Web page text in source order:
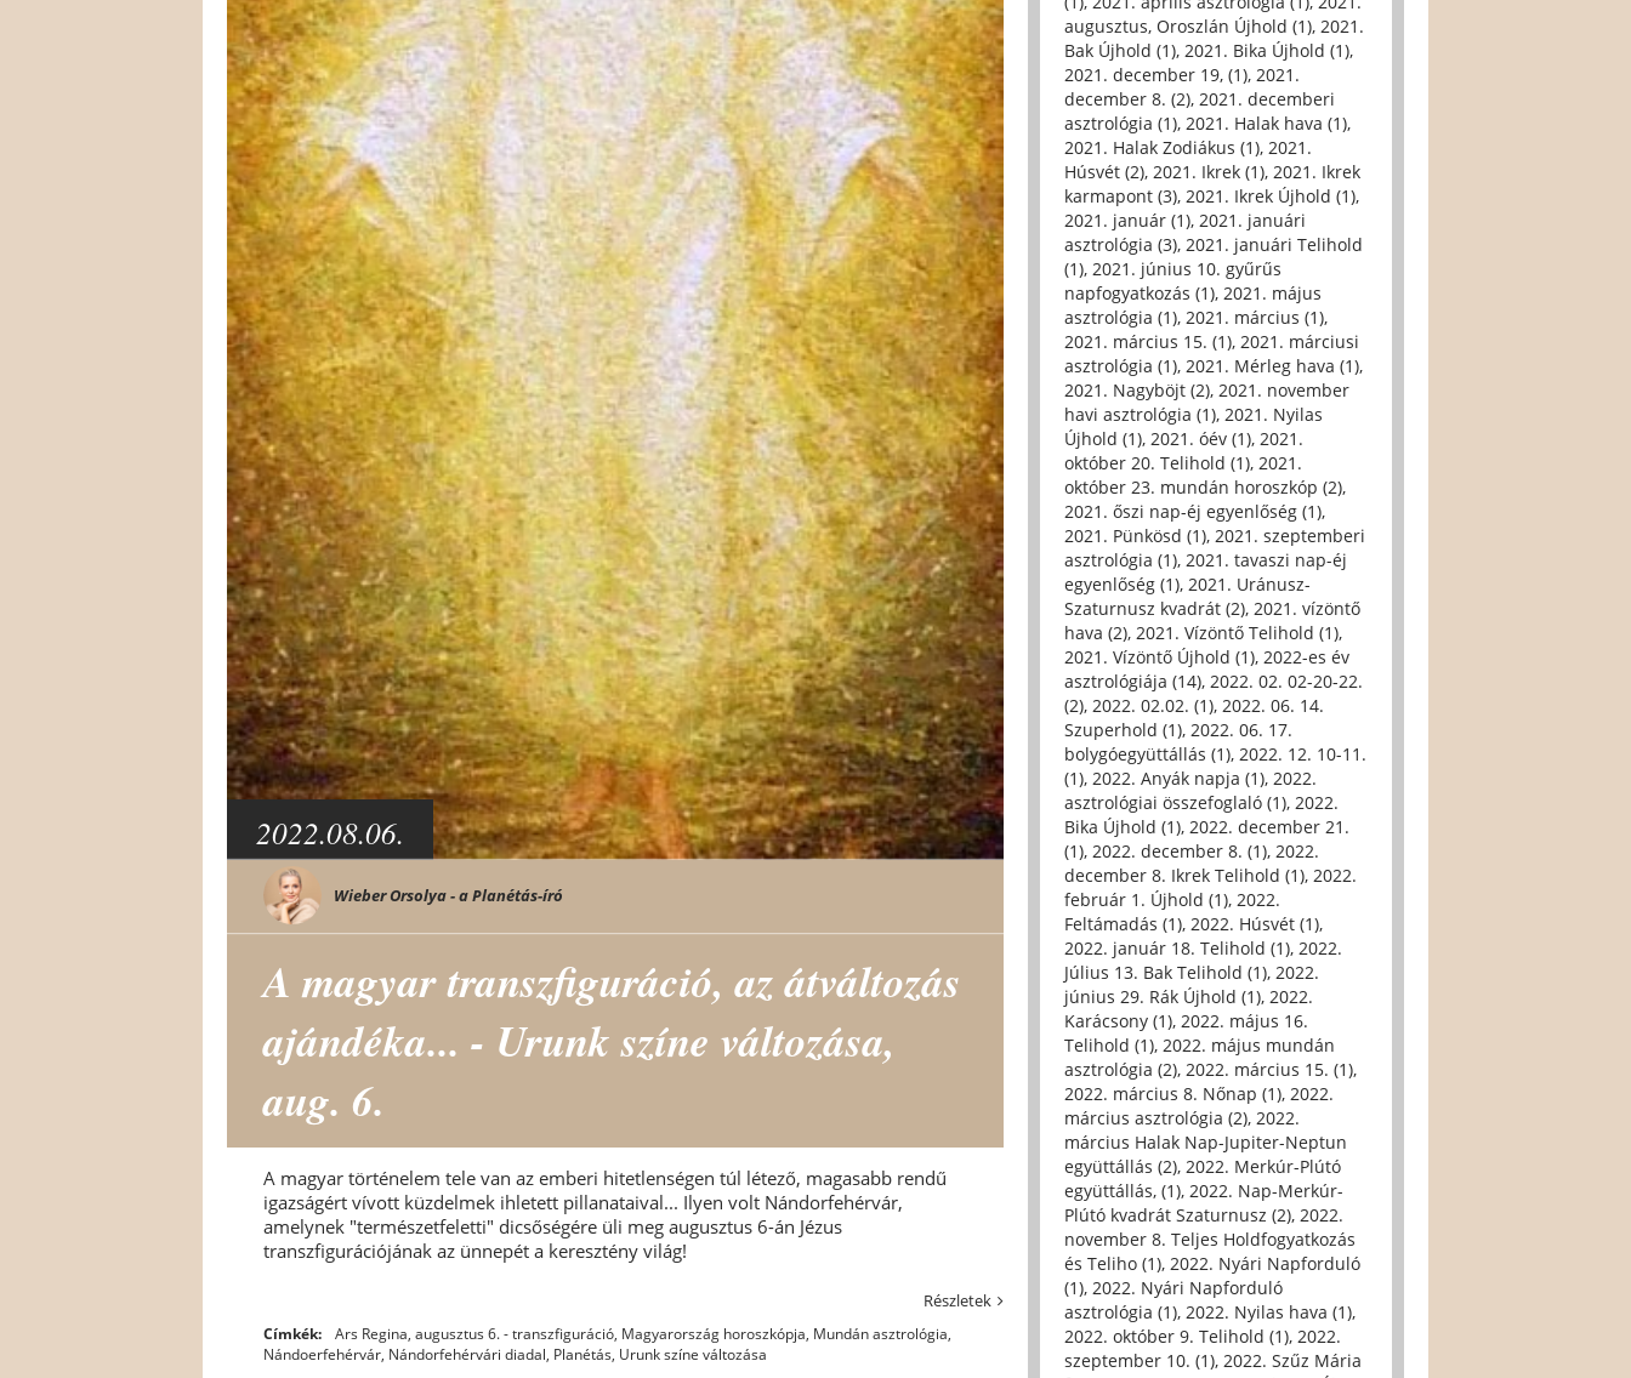
2022.08.06.
Wieber Orsolya - a Planétás-író
A magyar transzfiguráció, az átváltozás
ajándéka... - Urunk színe változása,
aug. 6.
A magyar történelem tele van az emberi hitetlenségen túl létező, magasabb rendű
igazságért vívott küzdelmek ihletett pillanataival... Ilyen volt Nándorfehérvár,
amelynek "természetfeletti" dicsőségére üli meg augusztus 6-án Jézus
transzfigurációjának az ünnepét a keresztény világ!
Részletek
Címkék: Ars Regina, augusztus 6. - transzfiguráció, Magyarország horoszkópja, Mundán asztrológia,
Nándoerfehérvár, Nándorfehérvári diadal, Planétás, Urunk színe változása
augusztus, Oroszlán Újhold (1), 2021.
Bak Újhold (1), 2021. Bika Újhold (1),
2021. december 19, (1), 2021.
december 8. (2), 2021. decemberi
asztrológia (1), 2021. Halak hava (1),
2021. Halak Zodiákus (1), 2021.
Húsvét (2), 2021. Ikrek (1), 2021. Ikrek
karmapont (3), 2021. Ikrek Újhold (1),
2021. január (1), 2021. januári
asztrológia (3), 2021. januári Telihold
(1), 2021. június 10. gyűrűs
napfogyatkozás (1), 2021. május
asztrológia (1), 2021. március (1),
2021. március 15. (1), 2021. márciusi
asztrológia (1), 2021. Mérleg hava (1),
2021. Nagyböjt (2), 2021. november
havi asztrológia (1), 2021. Nyilas
Újhold (1), 2021. óév (1), 2021.
október 20. Telihold (1), 2021.
október 23. mundán horoszkóp (2),
2021. őszi nap-éj egyenlőség (1),
2021. Pünkösd (1), 2021. szeptemberi
asztrológia (1), 2021. tavaszi nap-éj
egyenlőség (1), 2021. Uránusz-
Szaturnusz kvadrát (2), 2021. vízöntő
hava (2), 2021. Vízöntő Telihold (1),
2021. Vízöntő Újhold (1), 2022-es év
asztrológiája (14), 2022. 02. 02-20-22.
(2), 2022. 02.02. (1), 2022. 06. 14.
Szuperhold (1), 2022. 06. 17.
bolygóegyüttállás (1), 2022. 12. 10-11.
(1), 2022. Anyák napja (1), 2022.
asztrológiai összefoglaló (1), 2022.
Bika Újhold (1), 2022. december 21.
(1), 2022. december 8. (1), 2022.
december 8. Ikrek Telihold (1), 2022.
február 1. Újhold (1), 2022.
Feltámadás (1), 2022. Húsvét (1),
2022. január 18. Telihold (1), 2022.
Július 13. Bak Telihold (1), 2022.
június 29. Rák Újhold (1), 2022.
Karácsony (1), 2022. május 16.
Telihold (1), 2022. május mundán
asztrológia (2), 2022. március 15. (1),
2022. március 8. Nőnap (1), 2022.
március asztrológia (2), 2022.
március Halak Nap-Jupiter-Neptun
együttállás (2), 2022. Merkúr-Plútó
együttállás, (1), 2022. Nap-Merkúr-
Plútó kvadrát Szaturnusz (2), 2022.
november 8. Teljes Holdfogyatkozás
és Teliho (1), 2022. Nyári Napforduló
(1), 2022. Nyári Napforduló
asztrológia (1), 2022. Nyilas hava (1),
2022. október 9. Telihold (1), 2022.
szeptember 10. (1), 2022. Szűz Mária